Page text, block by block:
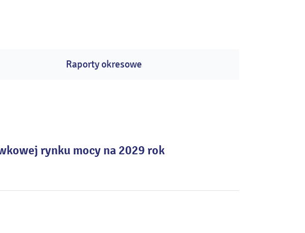
Raporty okresowe
rynku mocy na 2029 rok